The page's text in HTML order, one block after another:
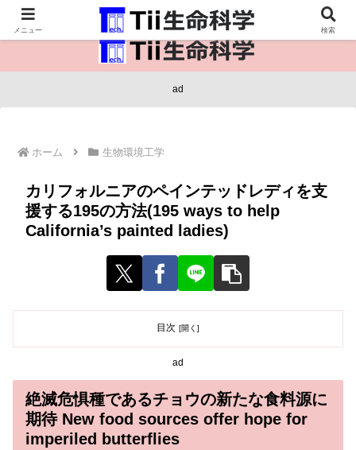
医療保健・生命・生物の情報インフラ。
ad
ホーム 生物環境工学
カリフォルニアのペインテッドレディを支
援する195の方法(195 ways to help
California’s painted ladies)
目次
ad
絶滅危惧種であるチョウの新たな食料源に
期待 New food sources offer hope for
imperiled butterflies
メニュー 検索